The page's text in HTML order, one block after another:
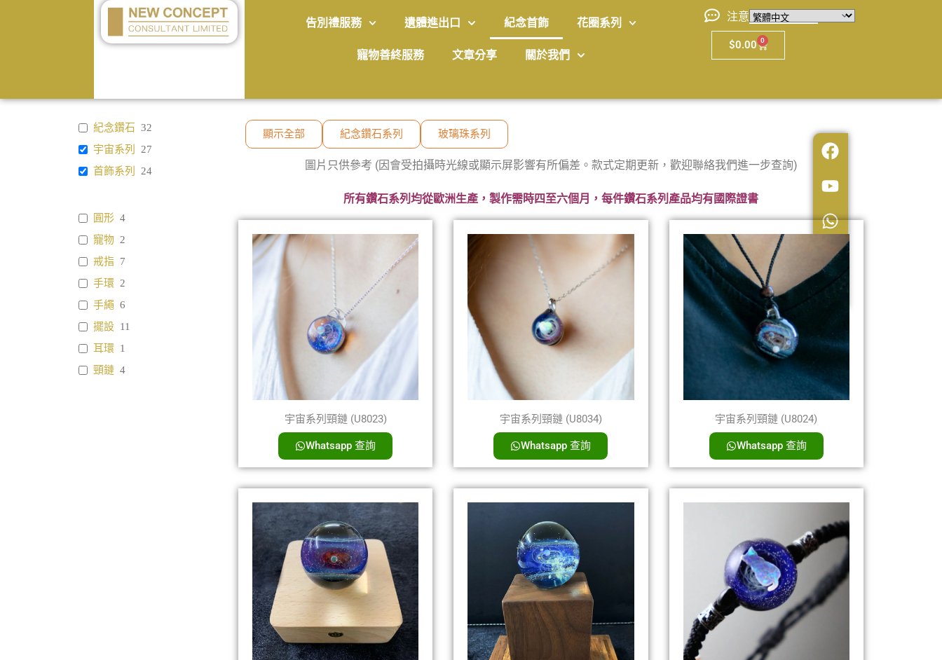
告別禮服務 遺體進出口 紀念首飾 花圈系列
寵物善終服務 文章分享 關於我們
注意
$0.00 0
紀念鑽石 32
宇宙系列
27
首飾系列
24
圓形 4
寵物 2
戒指 7
手環 2
手繩 6
擺設 11
耳環 1
頸鏈 4
顯示全部 紀念鑽石系列 玻璃珠系列
圖片只供參考 (因會受拍攝時光線或顯示屏影響有所偏差。款式定期更新，歡迎聯絡我們進一步查詢)
所有鑽石系列均從歐洲生產，製作需時四至六個月，每件鑽石系列產品均有國際證書
宇宙系列頸鏈 (U8023)
Whatsapp 查詢
宇宙系列頸鏈 (U8034)
Whatsapp 查詢
宇宙系列頸鏈 (U8024)
Whatsapp 查詢